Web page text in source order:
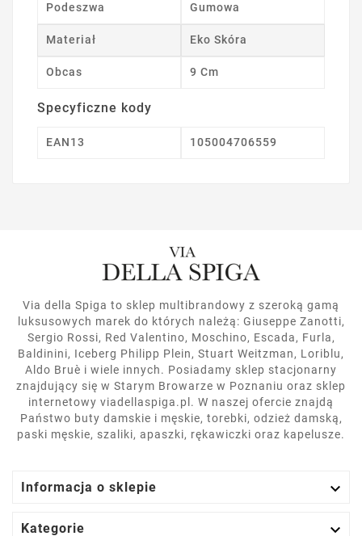
Podeszwa Gumowa
Materiał Eko Skóra
Obcas 9 Cm
Specyficzne kody
EAN13 105004706559
Via della Spiga to sklep multibrandowy z szeroką gamą
luksusowych marek do których należą: Giuseppe Zanotti,
Sergio Rossi, Red Valentino, Moschino, Escada, Furla,
Baldinini, Iceberg Philipp Plein, Stuart Weitzman, Loriblu,
Aldo Bruè i wiele innych. Posiadamy sklep stacjonarny
znajdujący się w Starym Browarze w Poznaniu oraz sklep
internetowy viadellaspiga.pl. W naszej ofercie znajdą
Państwo buty damskie i męskie, torebki, odzież damską,
paski męskie, szaliki, apaszki, rękawiczki oraz kapelusze.
Informacja o sklepie 
Kategorie 